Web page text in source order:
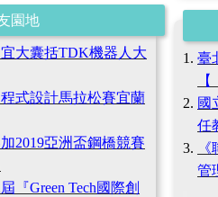
園地
宜大囊括TDK機器人大
式設計馬拉松賽宜蘭
2019亞洲盃鋼橋競賽
『Green Tech國際創
臺
國
任
管